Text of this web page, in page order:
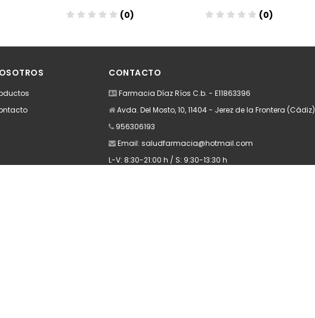
(0) (0)
CONTACTO
Farmacia Díaz Ríos C.b. - E11863396
Avda. Del Mosto, 10, 11404 - Jerez de la Frontera (Cádiz)
956306193
Email: saludfarmacia@hotmail.com
L-V: 8:30-21:00 h / S: 9:30-13:30 h